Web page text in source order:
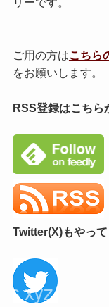
ご用の方はこちら
をお願いします。
RSS登録はこちら
Twitter(X)もやっ